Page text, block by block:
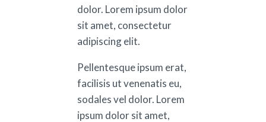
dolor. Lorem ipsum dolor
sit amet, consectetur
adipiscing elit.
Pellentesque ipsum erat,
facilisis ut venenatis eu,
sodales vel dolor. Lorem
ipsum dolor sit amet,